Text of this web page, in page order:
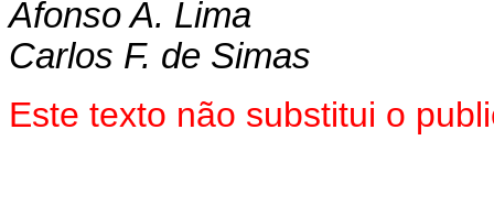
Afonso A. Lima
Carlos F. de Simas
Este texto não substitui o